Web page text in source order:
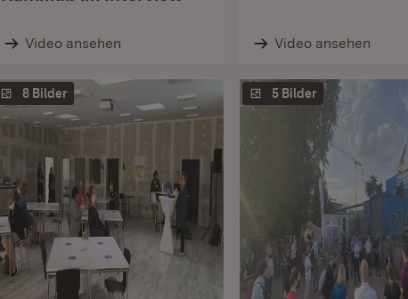
Video ansehen Video ansehen
8 Bilder 5 Bilder